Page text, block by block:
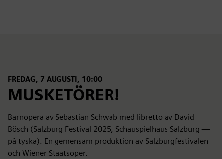
FREDAG, 7 AUGUSTI, 10:00
MUSKETÖRER!
Barnopera av Sebastian Schwab med libretto av David
Bösch (Salzburg Festival 2025, Schauspielhaus Salzburg —
på tyska). En gemensam produktion av Salzburgfestivalen
och Wiener Staatsoper.